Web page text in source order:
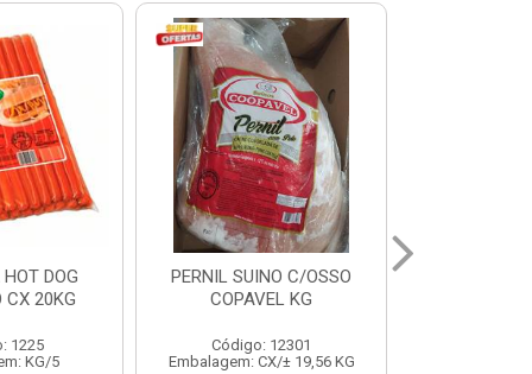
C/OSSO
KG
12301
± 19,56 KG
HAMBURGUER BOVINO
PERDIGAO CX 2,016KG
Código: 1263
Embalagem: CX/1